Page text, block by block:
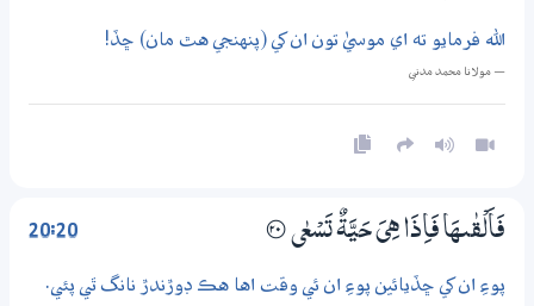
الله فرمايو ته اي موسيٰ تون ان کي (پنهنجي هٿ مان) ڇڏ!
— مولانا محمد مدني
20:20 فَاَلْقٰىهَا فَاِذَا هِىَ حَيَّةٌ تَسْعٰي ؀20
پوءِ ان کي ڇڏيائين پوءِ ان ئي وقت اها هڪ ڊوڙندڙ نانگ ٿي پئي.